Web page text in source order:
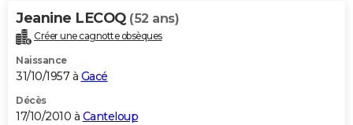
CARTE DE VOEUX
Carte de Noël
Carte Bonne année
Carte Saint-Valentin
Carte Pâques
Carte d'anniversaire
DICTIONNAIRE
Dictionnaire
Biographies
Citations
Expressions
Proverbes
PROGRAMME TV
COPAINS D'AVANT
Jeanine LECOQ (52 ans)
Créer une cagnotte obsèques
Naissance
31/10/1957 à Gacé
Décès
17/10/2010 à Canteloup